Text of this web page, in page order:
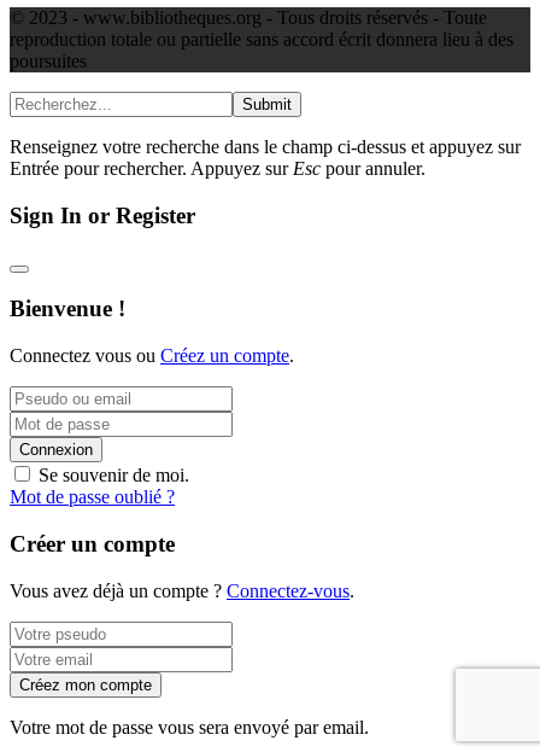
© 2023 - www.bibliotheques.org - Tous droits réservés - Toute
reproduction totale ou partielle sans accord écrit donnera lieu à des
poursuites
Submit
Renseignez votre recherche dans le champ ci-dessus et appuyez sur
Entrée pour rechercher. Appuyez sur Esc pour annuler.
Sign In or Register
Bienvenue !
Connectez vous ou Créez un compte.
Connexion
Se souvenir de moi.
Mot de passe oublié ?
Créer un compte
Vous avez déjà un compte ? Connectez-vous.
Créez mon compte
Votre mot de passe vous sera envoyé par email.